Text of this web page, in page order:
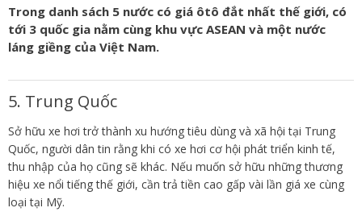
Trong danh sách 5 nước có giá ôtô đắt nhất thế giới, có
tới 3 quốc gia nằm cùng khu vực ASEAN và một nước
láng giềng của Việt Nam.
5. Trung Quốc
Sở hữu xe hơi trở thành xu hướng tiêu dùng và xã hội tại Trung
Quốc, người dân tin rằng khi có xe hơi cơ hội phát triển kinh tế,
thu nhập của họ cũng sẽ khác. Nếu muốn sở hữu những thương
hiệu xe nổi tiếng thế giới, cần trả tiền cao gấp vài lần giá xe cùng
loại tại Mỹ.